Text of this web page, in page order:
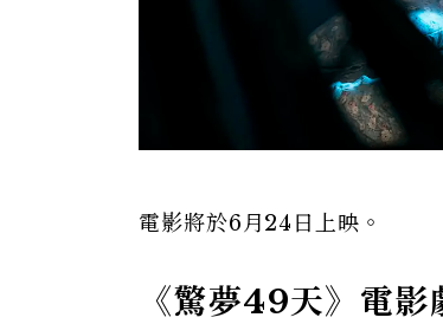
電影將於6月24日上映。
《驚夢49天》電影